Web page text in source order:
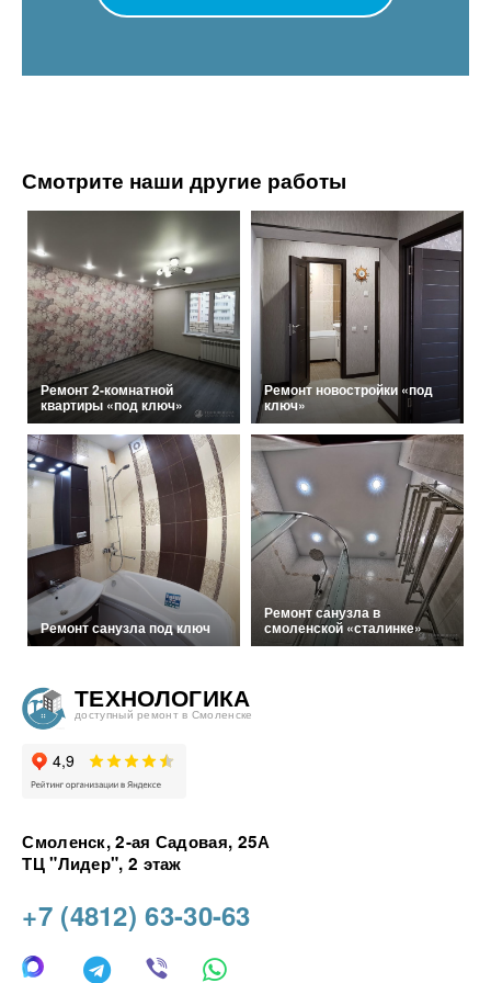
Смотрите наши другие работы
Ремонт 2-комнатной
квартиры «под ключ»
Ремонт новостройки «под
ключ»
Ремонт санузла под ключ
Ремонт санузла в
смоленской «сталинке»
ТЕХНОЛОГИКА
доступный ремонт в Смоленске
Смоленск, 2-ая Садовая, 25А
ТЦ "Лидер", 2 этаж
+7 (4812) 63-30-63